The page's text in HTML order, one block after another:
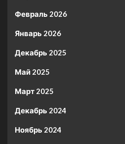
Февраль 2026
Январь 2026
Декабрь 2025
Май 2025
Март 2025
Декабрь 2024
Ноябрь 2024